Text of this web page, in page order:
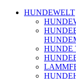
HUNDEWELT
HUNDE